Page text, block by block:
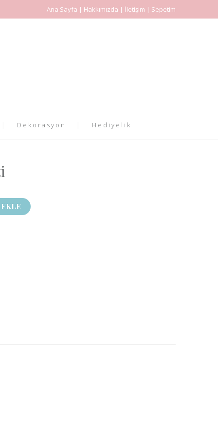
Ana Sayfa | Hakkımızda | İletişim | Sepetim
Dekorasyon Hediyelik